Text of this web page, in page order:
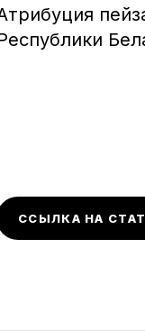
ССЫЛКА НА